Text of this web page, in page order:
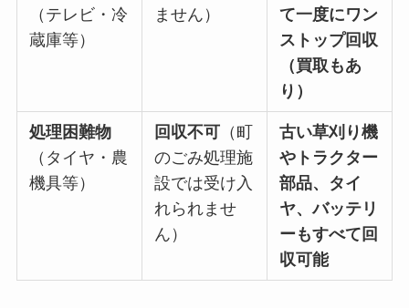
（テレビ・冷
蔵庫等）
ません）
て一度にワン
ストップ回収
（買取もあ
り）
処理困難物
（タイヤ・農
機具等）
回収不可 （町
のごみ処理施
設では受け入
れられませ
ん）
古い草刈り機
やトラクター
部品、タイ
ヤ、バッテリ
ーもすべて回
収可能